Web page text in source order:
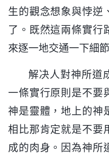
生的觀念想象與悖逆
了。既然這兩條實行
來逐一地交通一下細節
解决人對神所道
一條實行原則是不要
神是靈體，地上的神
相比那肯定就是不要
成的肉身。因為神所